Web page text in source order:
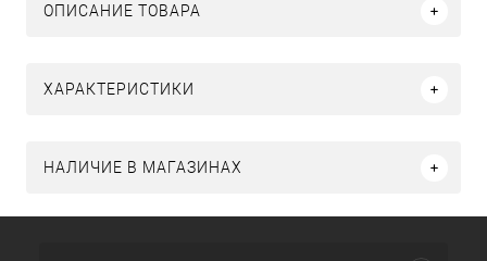
ОПИСАНИЕ ТОВАРА
ХАРАКТЕРИСТИКИ
НАЛИЧИЕ В МАГАЗИНАХ